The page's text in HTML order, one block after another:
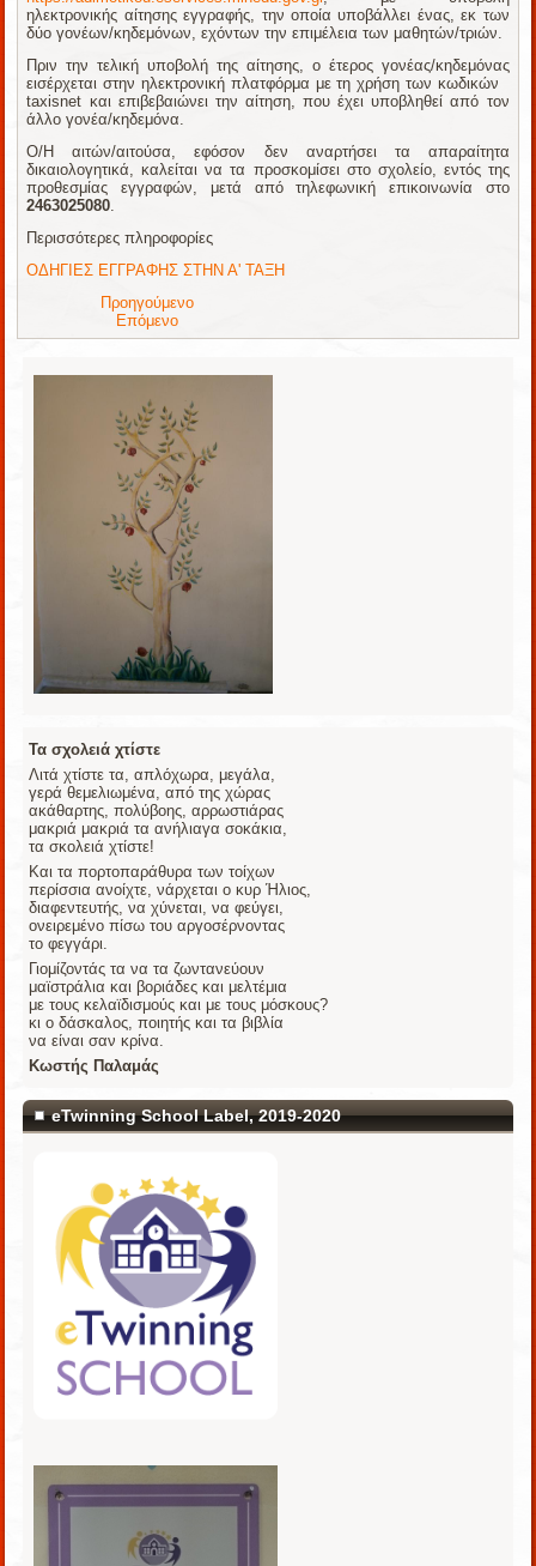
ηλεκτρονικής αίτησης εγγραφής, την οποία υποβάλλει ένας, εκ των
δύο γονέων/κηδεμόνων, εχόντων την επιμέλεια των μαθητών/τριών.
Πριν την τελική υποβολή της αίτησης, ο έτερος γονέας/κηδεμόνας
εισέρχεται στην ηλεκτρονική πλατφόρμα με τη χρήση των κωδικών
taxisnet και επιβεβαιώνει την αίτηση, που έχει υποβληθεί από τον
άλλο γονέα/κηδεμόνα.
Ο/Η αιτών/αιτούσα, εφόσον δεν αναρτήσει τα απαραίτητα
δικαιολογητικά, καλείται να τα προσκομίσει στο σχολείο, εντός της
προθεσμίας εγγραφών, μετά από τηλεφωνική επικοινωνία στο
2463025080
Περισσότερες πληροφορίες
ΟΔΗΓΙΕΣ ΕΓΓΡΑΦΗΣ ΣΤΗΝ Α' ΤΑΞΗ
Προηγούμενο
Επόμενο
Τα σχολειά χτίστε
Λιτά χτίστε τα, απλόχωρα, μεγάλα,
γερά θεμελιωμένα, από της χώρας
ακάθαρτης, πoλύβοης, αρρωστιάρας
μακριά μακριά τα ανήλιαγα σοκάκια,
τα σκολειά χτίστε!
Και τα πορτοπαράθυρα των τοίχων
περίσσια ανοίχτε, νάρχεται ο κυρ Ήλιος,
διαφεντευτής, να χύνεται, να φεύγει,
ονειρεμένο πίσω του αργοσέρνοντας
το φεγγάρι.
Γιομίζοντάς τα να τα ζωντανεύουν
μαϊστράλια και βοριάδες και μελτέμια
με τους κελαϊδισμούς και με τους μόσκους?
κι ο δάσκαλος, ποιητής και τα βιβλία
να είναι σαν κρίνα.
Κωστής Παλαμάς
eTwinning School Label, 2019-2020